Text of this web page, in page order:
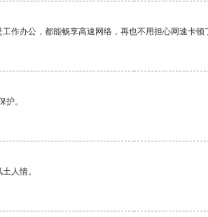
作办公，都能畅享高速网络，再也不用担心网速卡顿
护。
人情。